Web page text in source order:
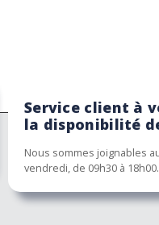
Service client à
la disponibilité
Nous sommes joignables
vendredi, de 09h30 à 18h00.